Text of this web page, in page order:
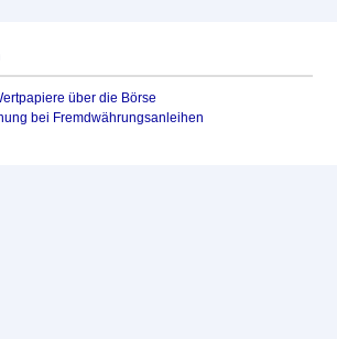
über die Börse
bei Fremdwährungsanleihen